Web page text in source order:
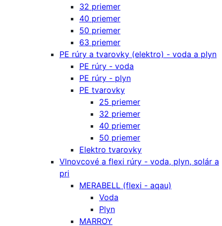
32 priemer
40 priemer
50 priemer
63 priemer
PE rúry a tvarovky (elektro) - voda a plyn
PE rúry - voda
PE rúry - plyn
PE tvarovky
25 priemer
32 priemer
40 priemer
50 priemer
Elektro tvarovky
Vlnovcové a flexi rúry - voda, plyn, solár a
pri
MERABELL (flexi - aqau)
Voda
Plyn
MARROY